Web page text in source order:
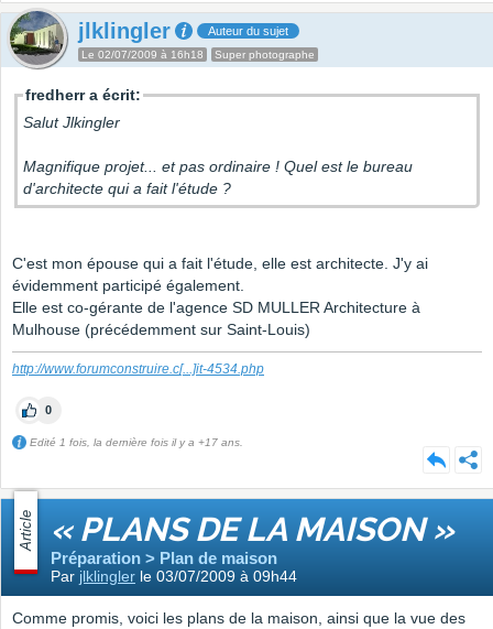
jlklingler Auteur du sujet
Le 02/07/2009 à 16h18 Super photographe
fredherr a écrit:
Salut Jlkingler
Magnifique projet... et pas ordinaire ! Quel est le bureau
d'architecte qui a fait l'étude ?
C'est mon épouse qui a fait l'étude, elle est architecte. J'y ai
évidemment participé également.
Elle est co-gérante de l'agence SD MULLER Architecture à
Mulhouse (précédemment sur Saint-Louis)
http://www.forumconstruire.c[...]it-4534.php
0
Edité 1 fois, la dernière fois il y a +17 ans.
Article « PLANS DE LA MAISON »
Préparation > Plan de maison
Par jlklingler le 03/07/2009 à 09h44
Comme promis, voici les plans de la maison, ainsi que la vue des